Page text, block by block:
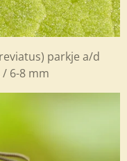
parkje a/d
/ 6-8 mm